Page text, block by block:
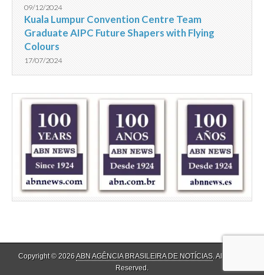
09/12/2024
Kuala Lumpur Convention Centre Team
Graduate AIPC Future Shapers with Flying
Colours
17/07/2024
Copyright © 2026ABN AGÊNCIA BRASILEIRA DE NOTÍCIAS. All Rights
Reserved.